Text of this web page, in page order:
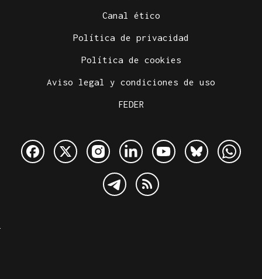
Canal ético
Política de privacidad
Política de cookies
Aviso legal y condiciones de uso
FEDER